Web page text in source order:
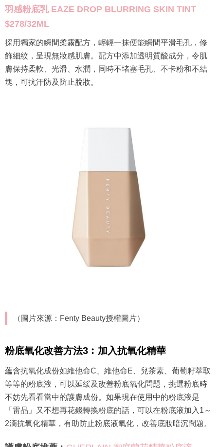
羽感粉底乳 EAZE DROP BLURRING SKIN TINT
$278/32ML
採用獨家的瞬間柔霧配方，輕輕一抹便能瞬間平滑毛孔，修
飾細紋，呈現無妝感肌膚。配方中添加透明質酸成分，令肌
膚保持柔軟、光滑、水潤，同時不堵塞毛孔、不卡粉和不結
塊，可抗汗防及防止脫妝。
（圖片來源：Fenty Beauty授權圖片）
粉底氧化改善方法3︰加入抗氧化精華
蘊含抗氧化成份如維他命C、維他命E、兒茶素、葡萄籽萃取
等等的粉底液，可以延緩及改善粉底氧化問題，挑選粉底時
不妨先看看當中的護膚成份。如果現在使用中的粉底液是
「雷品」又不想再花錢轉換粉底的話，可以在粉底液加入1～
2滴抗氧化精華，有助防止粉底液氧化，改善底妝暗沉問題。